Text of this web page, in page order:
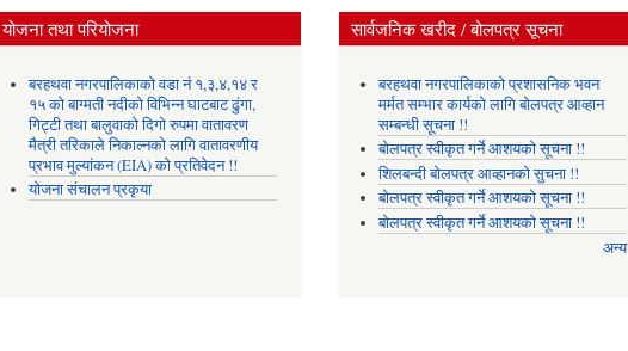
योजना तथा परियोजना
बरहथवा नगरपालिकाको वडा नं १,३,४,१४ र
१५ को बाग्मती नदीको विभिन्न घाटबाट ढुंगा,
गिट्टी तथा बालुवाको दिगो रुपमा वातावरण
मैत्री तरिकाले निकाल्नको लागि वातावरणीय
प्रभाव मुल्यांकन (EIA) को प्रतिवेदन !!
योजना संचालन प्रकृया
सार्वजनिक खरीद / बोलपत्र सूचना
बरहथवा नगरपालिकाको प्रशासनिक भवन
मर्मत सम्भार कार्यको लागि बोलपत्र आव्हान
सम्बन्धी सूचना !!
बोलपत्र स्वीकृत गर्ने आशयको सूचना !!
शिलबन्दी बोलपत्र आव्हानको सुचना !!
बोलपत्र स्वीकृत गर्ने आशयको सूचना !!
बोलपत्र स्वीकृत गर्ने आशयको सूचना !!
अन्य